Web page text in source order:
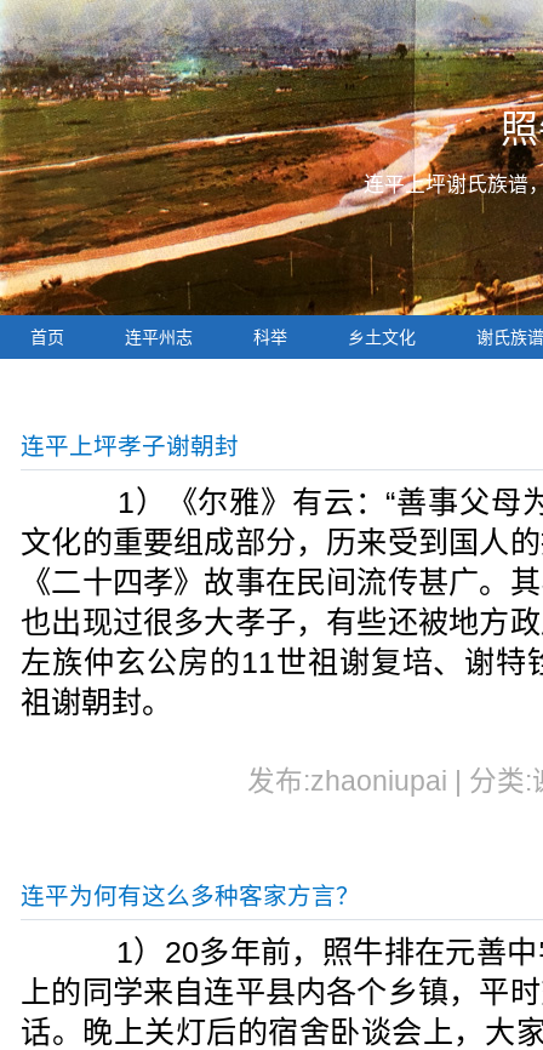
连平上坪谢氏族谱
首页 连平州志 科举 乡土文化 谢氏族谱
连平上坪孝子谢朝封
1）《尔雅》有云：“善事父母
文化的重要组成部分，历来受到国人
《二十四孝》故事在民间流传甚广。
也出现过很多大孝子，有些还被地方
左族仲玄公房的11世祖谢复培、谢特
祖谢朝封。
发布:zhaoniupai | 分类
连平为何有这么多种客家方言？
1）20多年前，照牛排在元善中
上的同学来自连平县内各个乡镇，平
话。晚上关灯后的宿舍卧谈会上，大